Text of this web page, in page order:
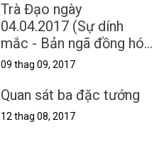
Trà Đạo ngày
04.04.2017 (Sự dính
mắc - Bản ngã đồng hóa
Tướng Biết)
09 thag 09, 2017
Quan sát ba đặc tướng
12 thag 08, 2017